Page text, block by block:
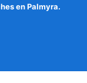
en Palmyra.